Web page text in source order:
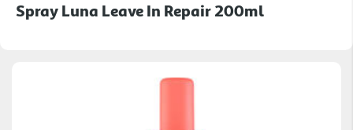
Spray Luna Leave In Repair 200ml